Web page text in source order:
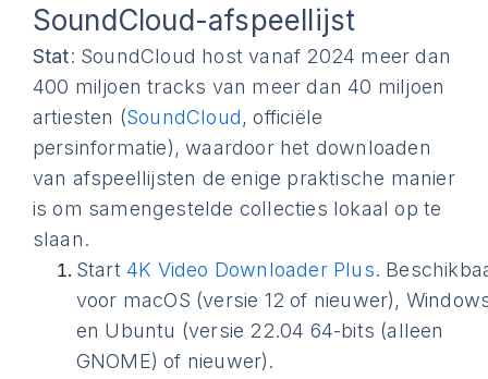
SoundCloud-afspeellijst
Stat: SoundCloud host vanaf 2024 meer dan
400 miljoen tracks van meer dan 40 miljoen
artiesten (SoundCloud, officiële
persinformatie), waardoor het downloaden
van afspeellijsten de enige praktische manier
is om samengestelde collecties lokaal op te
slaan.
Start4K Video Downloader Plus.
voor macOS (versie 12 of nieuwer),
en Ubuntu (versie 22.04 64-bits (alleen
GNOME) of nieuwer).